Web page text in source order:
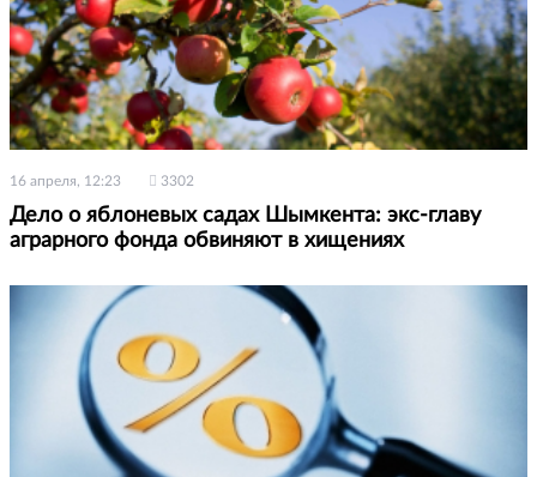
16 апреля, 12:23 3302
Дело о яблоневых садах Шымкента: экс-главу
аграрного фонда обвиняют в хищениях